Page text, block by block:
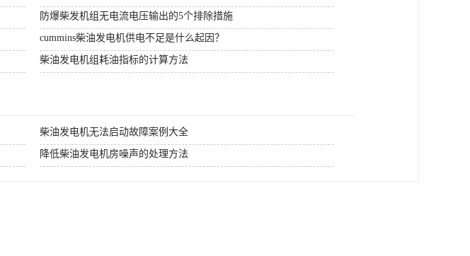
防爆柴发机组无电流电压输出的5个排除措施
cummins柴油发电机供电不足是什么起因？
柴油发电机组耗油指标的计算方法
柴油发电机无法启动故障案例大全
降低柴油发电机房噪声的处理方法